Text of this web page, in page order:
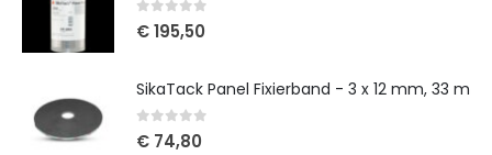
0out of 5
€195,50
SikaTack Panel Fixierband - 3 x 12 mm, 33 m
0out of 5
€ 74,80